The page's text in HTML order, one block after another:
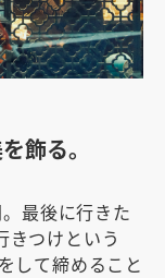
飾る。
最後に行きた
きつけという
して締めること